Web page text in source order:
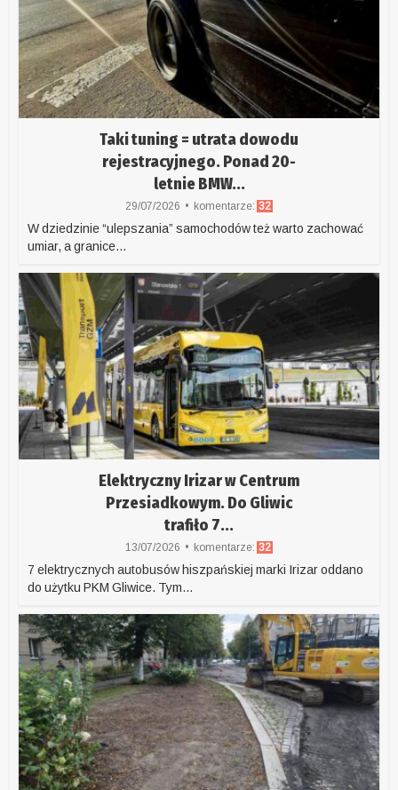
Taki tuning = utrata dowodu
rejestracyjnego. Ponad 20-
letnie BMW...
29/07/2026 komentarze: 32
W dziedzinie “ulepszania” samochodów też warto zachować
umiar, a granice...
Elektryczny Irizar w Centrum
Przesiadkowym. Do Gliwic
trafiło 7...
13/07/2026 komentarze: 32
7 elektrycznych autobusów hiszpańskiej marki Irizar oddano
do użytku PKM Gliwice. Tym...